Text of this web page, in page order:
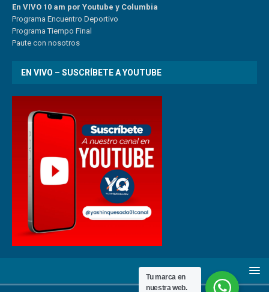
En VIVO 10 am por Youtube y Columbia
Programa Encuentro Deportivo
Programa Tiempo Final
Paute con nosotros
EN VIVO – SUSCRÍBETE A YOUTUBE
Tu marca en
nuestra web.